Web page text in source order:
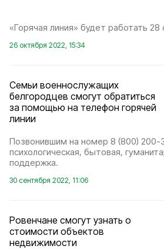
«Горячая линия» будет работать 28
26 октября 2022, 15:34
Семьи военнослужащих
белгородцев смогут обратиться
за помощью на телефон горячей
линии
Позвонившим на номер 8 (800) 200-
психологическая, бытовая,
поддержка.
30 сентября 2022, 11:06
Ровенчане смогут узнать о
стоимости объектов
недвижимости